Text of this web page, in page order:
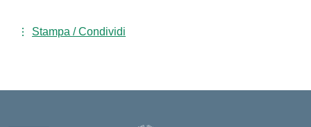
Stampa / Condividi